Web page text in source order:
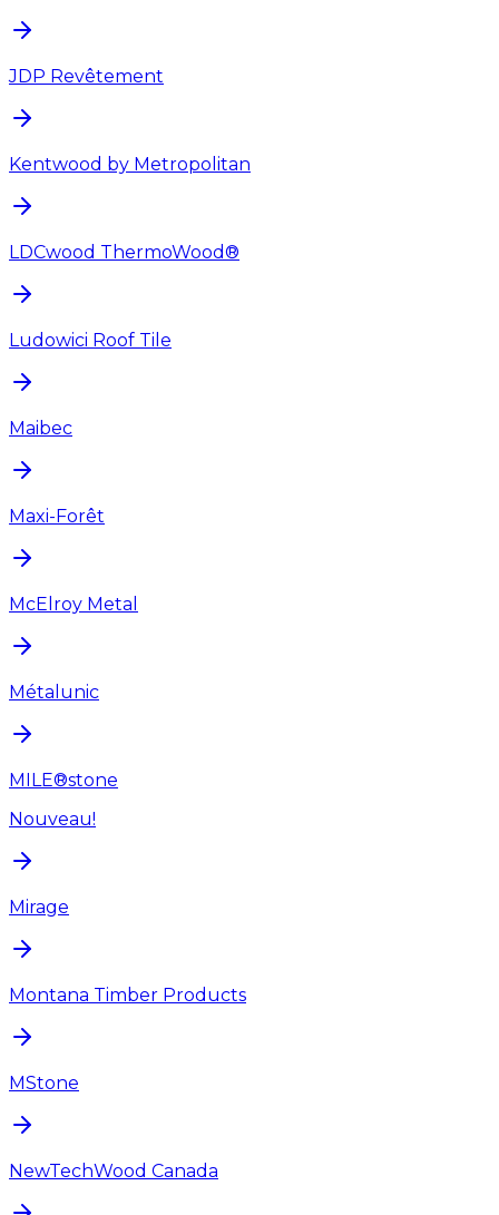
JDP Revêtement
Kentwood by Metropolitan
LDCwood ThermoWood®
Ludowici Roof Tile
Maibec
Maxi-Forêt
McElroy Metal
Métalunic
MILE®stone
Nouveau!
Mirage
Montana Timber Products
MStone
NewTechWood Canada